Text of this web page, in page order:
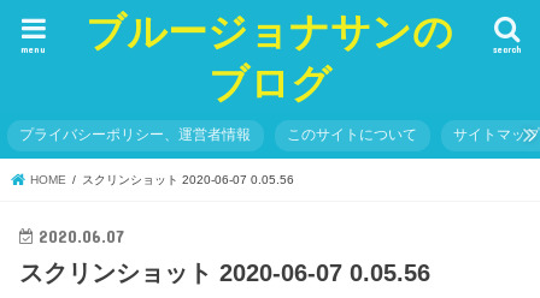
ブルージョナサンの
ブログ
search
menu
プライバシーポリシー、運営者情報 このサイトについて サイトマップ
HOME スクリンショット 2020-06-07 0.05.56
2020.06.07
スクリンショット 2020-06-07 0.05.56